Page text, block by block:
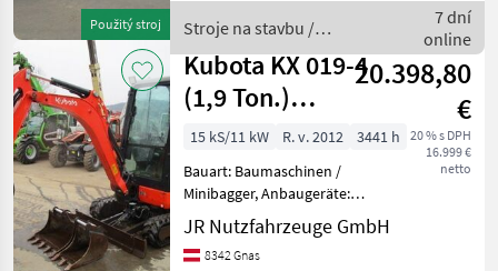
Použitý stroj
Arbeitsscheinwerfer hinten,
Arbei
Stroje na stavbu /
Kubota
7 dní
online
Kubota KX 019-4
(1,9 Ton.)
mechan.
Schnellwechsler
+ Lö
20.398,80
€
20 % s DPH
16.999 €
netto
15 kS/11 kW R. v. 2012
3441 h
Bauart: Baumaschinen /
Minibagger, Anbaugeräte:
Schnellwechsler, Löffel,
Sonderausstattung: 3.
Ventil, Heizung, Vollkabine,
JR Nutzfahrzeuge GmbH
8342 Gnas